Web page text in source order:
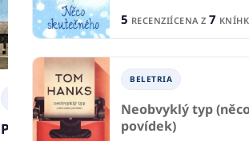
BELETRIA
Pokusné králičky
5 RECENZIÍCENA Z 7
BELETRIA
Neobvyklý typ
povídek)